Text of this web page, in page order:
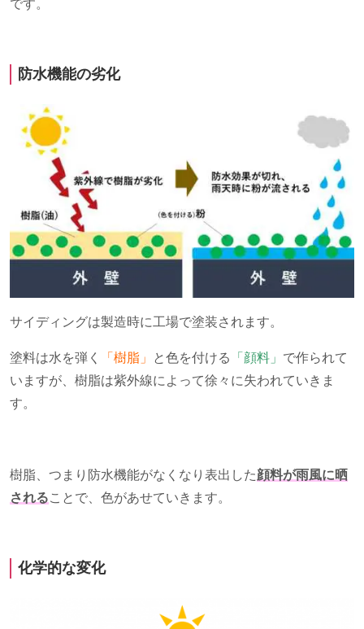
です。
防水機能の劣化
サイディングは製造時に工場で塗装されます。
塗料は水を弾く 「樹脂」 と色を付ける 「顔料」 で作られて
いますが、樹脂は紫外線によって徐々に失われていきま
す。
樹脂、つまり防水機能がなくなり表出した顔料が雨風に晒
されることで、色があせていきます。
化学的な変化